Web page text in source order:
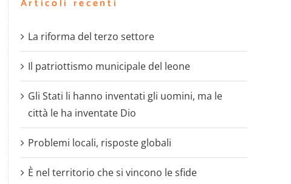
La riforma del terzo settore
Il patriottismo municipale del leone
Gli Stati li hanno inventati gli uomini, ma le
città le ha inventate Dio
Problemi locali, risposte globali
È nel territorio che si vincono le sfide